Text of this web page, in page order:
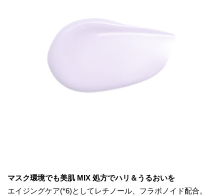
マスク環境でも美肌 MIX 処方でハリ＆うるおいを
エイジングケア(*6)としてレチノール、フラボノイド配合。